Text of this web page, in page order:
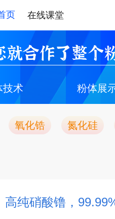
页 在线课堂
就合作了整个
技术 粉体展
氧化锆 氮化硅
高纯硝酸镥，